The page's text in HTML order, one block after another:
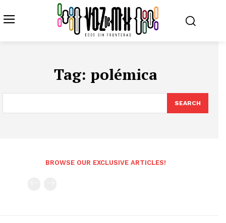
Tag: polémica
SEARCH
BROWSE OUR EXCLUSIVE ARTICLES!